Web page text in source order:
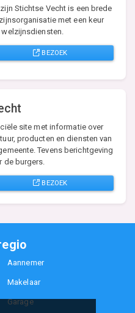
Stichtse Vecht is een brede
met een keur
welzijnsdiensten.
BEZOEK
site met informatie over
producten en diensten van
Tevens berichtgeving
de burgers.
BEZOEK
Aannemer
Makelaar
Garage